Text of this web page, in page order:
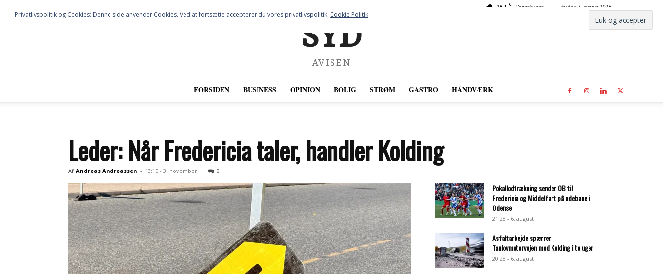
15.1 C Copenhagen fredag 7. august 2026
SYD
AVISEN
FORSIDEN BUSINESS OPINION BOLIG STRØM GASTRO HÅNDVÆRK
Leder: Når Fredericia taler, handler Kolding
Af Andreas Andreassen - 13:15 - 3. november 0
Pokallodtrækning sender OB til
Fredericia og Middelfart på udebane i
Odense
21:28 - 6. august
Asfaltarbejde spærrer
Taulovmotorvejen mod Kolding i to uger
20:28 - 6. august
Privatlivspolitik og Cookies: Denne side anvender Cookies. Ved at fortsætte accepterer du vores privatlivspolitik. Cookie Politik